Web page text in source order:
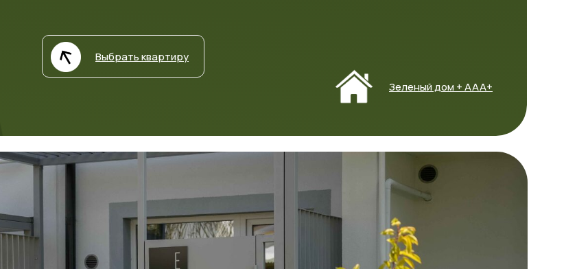
Выбрать квартиру
Зеленый дом + ААА+